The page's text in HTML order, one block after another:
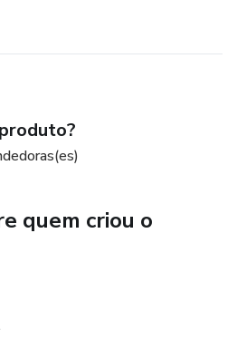
- GG(48) - XG(50) - G1(52)
molde tem sua folga de
Suplex, Malha Anarruga,
BÁSICA e MARGEM DE
[Créditos da
grandes marcas e tendências.]
quem criou o